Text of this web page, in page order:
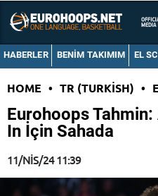
HABERLER BENIM TAKIMIM EL
HOME • TR (TURKISH) •
Eurohoops
In İçin Sahada
11/NIS/24 11:39